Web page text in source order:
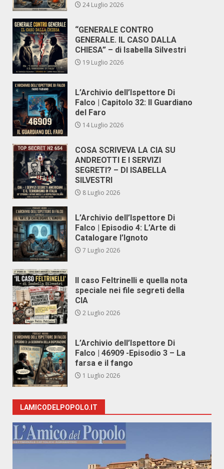
24 Luglio 2026
“GENERALE CONTRO
GENERALE. IL CASO DALLA
CHIESA” – di Isabella Silvestri
19 Luglio 2026
L’Archivio dell’Ispettore Di
Falco | Capitolo 32: Il Guardiano
del Faro
14 Luglio 2026
COSA SCRIVEVA LA CIA SU
ANDREOTTI E I SERVIZI
SEGRETI? – DI ISABELLA
SILVESTRI
8 Luglio 2026
L’Archivio dell’Ispettore Di
Falco | Episodio 4: L’Arte di
Catalogare l’Ignoto
7 Luglio 2026
Il caso Feltrinelli e quella nota
speciale nei file segreti della
CIA
2 Luglio 2026
L’Archivio dell’Ispettore Di
Falco | 46909 -Episodio 3 – La
farsa e il fango
1 Luglio 2026
LAMICODELPOPOLO.IT